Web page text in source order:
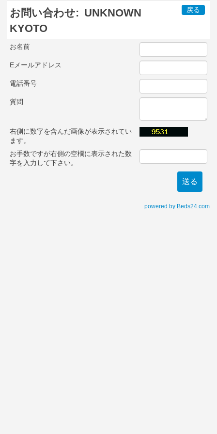
戻る
お問い合わせ: UNKNOWN
KYOTO
お名前
Eメールアドレス
電話番号
質問
右側に数字を含んだ画像が表示されてい
ます。
お手数ですが右側の空欄に表示された数
字を入力して下さい。
powered by Beds24.com